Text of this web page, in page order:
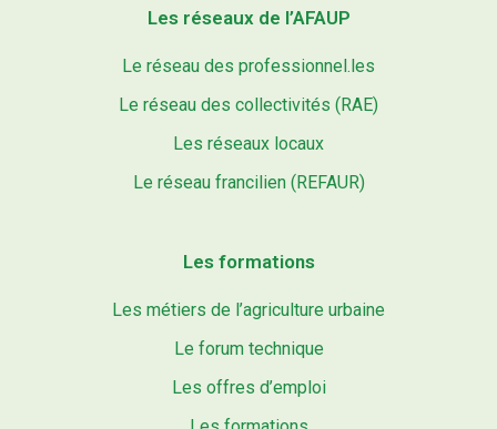
Les réseaux de l’AFAUP
Le réseau des professionnel.les
Le réseau des collectivités (RAE)
Les réseaux locaux
Le réseau francilien (REFAUR)
Les formations
Les métiers de l’agriculture urbaine
Le forum technique
Les offres d’emploi